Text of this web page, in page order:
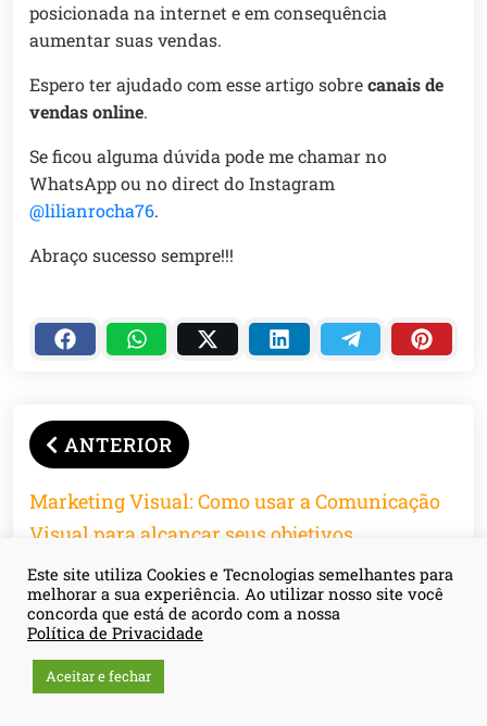
posicionada na internet e em consequência
aumentar suas vendas.
Espero ter ajudado com esse artigo sobrecanais de
vendas online.
Se ficou alguma dúvida pode me chamar no
WhatsApp ou no direct do Instagram
@lilianrocha76.
Abraço sucesso sempre!!!
ANTERIOR
Marketing Visual: Como usar a Comunicação
Visual para alcançar seus objetivos
PRÓXIMO
Marketing de Atração: Entenda o Conceito de
Inbound Marketing e Como Ele Pode
Este site utiliza Cookies e Tecnologias semelhantes para
melhorar a sua experiência. Ao utilizar nosso site você
concorda que está de acordo com a nossa
Política de Privacidade
Aceitar e fechar